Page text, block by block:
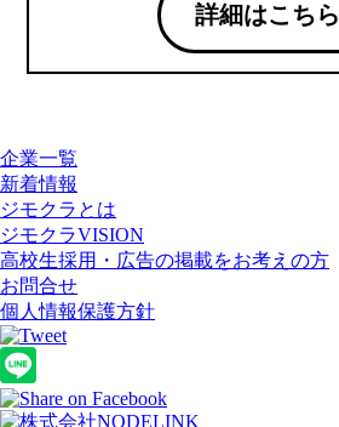
詳細はこちら
企業一覧
新着情報
ジモクラとは
ジモクラVISION
高校生採用・広告の掲載をお考えの方
お問合せ
個人情報保護方針